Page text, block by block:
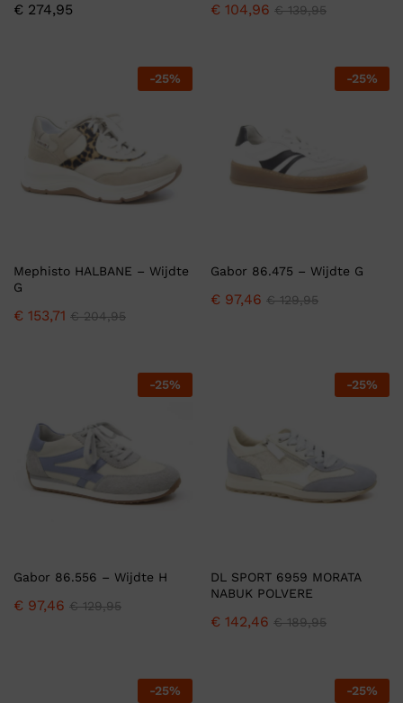
€ 274,95 € 104,96 €139,95
-25%
Mephisto HALBANE – Wijdte
G
€ 153,71 €204,95
-25%
Gabor 86.475 – Wijdte G
€ 97,46 €129,95
-25%
Gabor 86.556 – Wijdte H
€ 97,46 €129,95
-25%
DL SPORT 6959 MORATA
NABUK POLVERE
€ 142,46 €189,95
-25% -25%